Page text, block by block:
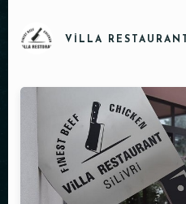
HABERLER
VILLA RESTAURANT